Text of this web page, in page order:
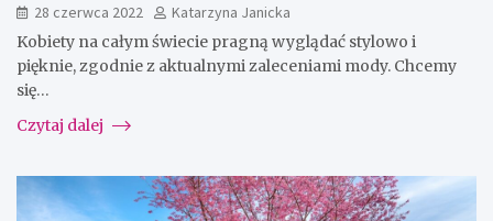
28 czerwca 2022
Katarzyna Janicka
Kobiety na całym świecie pragną wyglądać stylowo i
pięknie, zgodnie z aktualnymi zaleceniami mody. Chcemy
się…
Czytaj dalej